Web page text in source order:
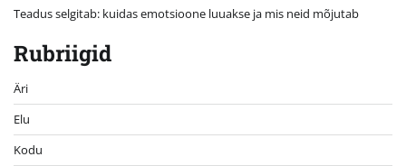
Teadus selgitab: kuidas emotsioone luuakse ja mis neid mõjutab
Rubriigid
Äri
Elu
Kodu